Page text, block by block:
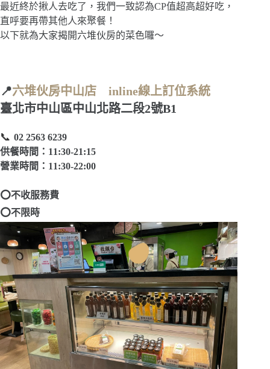
最近終於揪人去吃了，我們一致認為CP值超高超好吃，
直呼要再帶其他人來聚餐！
以下就為大家揭開六堆伙房的菜色囉～
📍六堆伙房中山店
inline線上訂位系統
臺北市中山區中山北路二段2號B1
📞 02 2563 6239
供餐時間：11:30-21:15
營業時間：11:30-22:00
⭕不收服務費
⭕不限時